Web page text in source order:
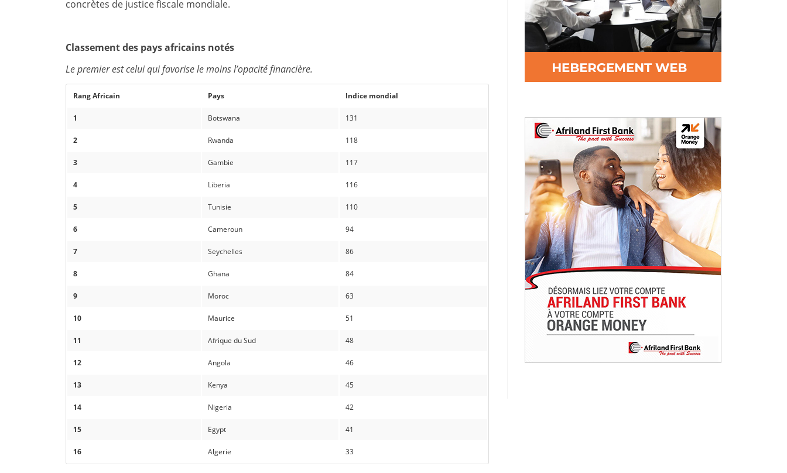
concrètes de justice fiscale mondiale.
Classement des pays africains notés
Le premier est celui qui favorise le moins l’opacité financière.
Rang Africain Pays Indice mondial
1 Botswana 131
2 Rwanda 118
3 Gambie 117
4 Liberia 116
5 Tunisie 110
6 Cameroun 94
7 Seychelles 86
8 Ghana 84
9 Moroc 63
10 Maurice 51
11 Afrique du Sud 48
12 Angola 46
13 Kenya 45
14 Nigeria 42
15 Egypt 41
16 Algerie 33